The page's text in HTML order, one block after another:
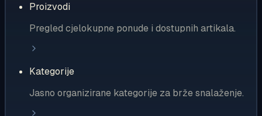
Proizvodi
Pregled cjelokupne ponude i dostupnih artikala.
Kategorije
Jasno organizirane kategorije za brže snalaženje.